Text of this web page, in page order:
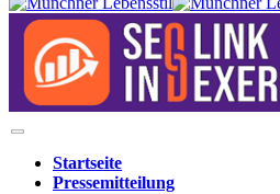
Startseite
Pressemitteilung